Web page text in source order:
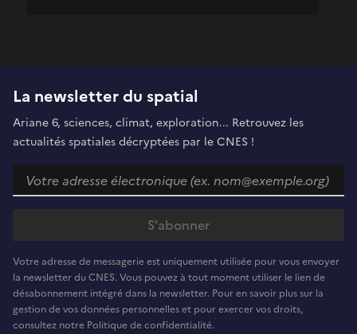
La newsletter du spatial
Ariane 6, sciences, climat, exploration... Retrouvez les
actualités spatiales décryptées par le CNES !
Votre adresse de messagerie est uniquement utilisée pour vous envoyer
la newsletter du CNES. Vous pouvez à tout moment utiliser le lien de
désabonnement intégré dans la newsletter. Pour en savoir plus sur la
gestion de vos données personnelles et pour exercer vos droits,
consultez notre Politique de confidentialité.